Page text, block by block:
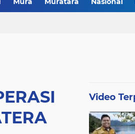
Video